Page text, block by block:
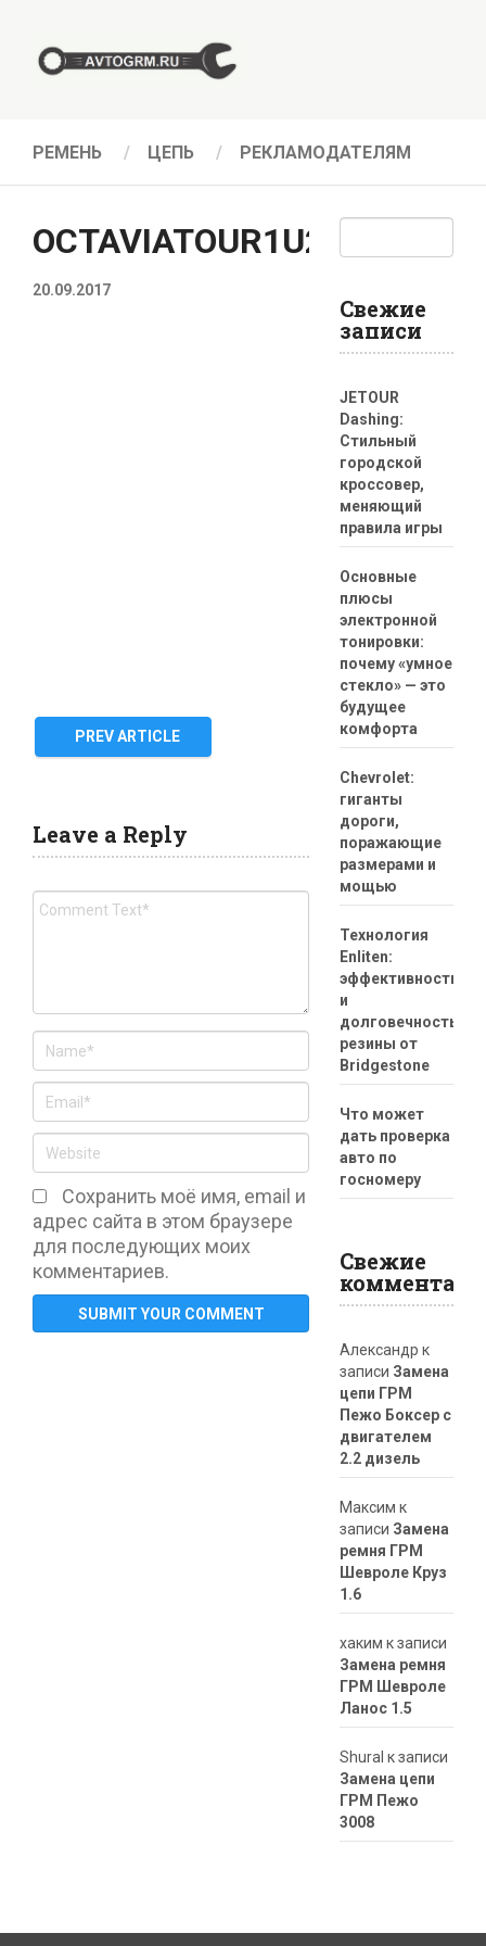
РЕМЕНЬ ЦЕПЬ РЕКЛАМОДАТЕЛЯМ
OCTAVIATOUR1U2
20.09.2017
PREV ARTICLE
Leave a Reply
Сохранить моё имя, email и
адрес сайта в этом браузере
для последующих моих
комментариев.
Свежие
записи
JETOUR
Dashing:
Стильный
городской
кроссовер,
меняющий
правила игры
Основные
плюсы
электронной
тонировки:
почему «умное
стекло» — это
будущее
комфорта
Chevrolet:
гиганты
дороги,
поражающие
размерами и
мощью
Технология
Enliten:
эффективность
и
долговечность
резины от
Bridgestone
Что может
дать проверка
авто по
госномеру
Свежие
Александр к
записи Замена
цепи ГРМ
Пежо Боксер с
двигателем
2.2 дизель
Максим к
записи Замена
ремня ГРМ
Шевроле Круз
1.6
хаким к записи
Замена ремня
ГРМ Шевроле
Ланос 1.5
ShuraI к записи
Замена цепи
ГРМ Пежо
3008